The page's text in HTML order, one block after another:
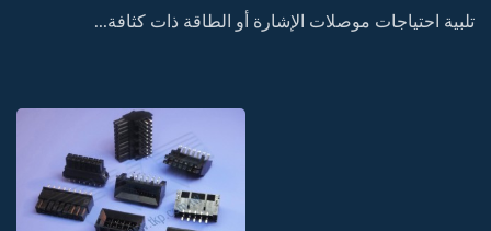
تلبية احتياجات موصلات الإشارة أو الطاقة ذات كثافة...